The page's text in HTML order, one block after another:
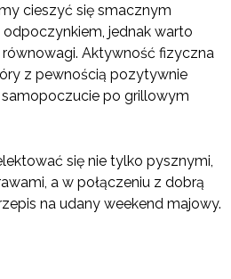
cieszyć się smacznym
odpoczynkiem, jednak warto
Aktywność fizyczna
z pewnością pozytywnie
samopoczucie po grillowym
się nie tylko pysznymi,
a w połączeniu z dobrą
na udany weekend majowy.